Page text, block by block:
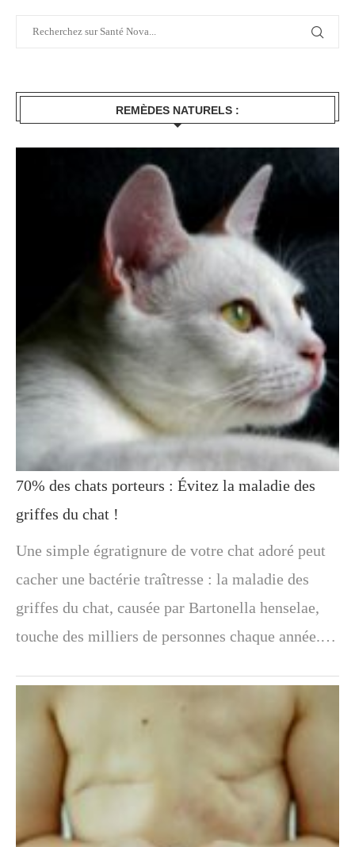
REMÈDES NATURELS :
70% des chats porteurs : Évitez la maladie des
griffes du chat !
Une simple égratignure de votre chat adoré peut
cacher une bactérie traîtresse : la maladie des
griffes du chat, causée par Bartonella henselae,
touche des milliers de personnes chaque année.…